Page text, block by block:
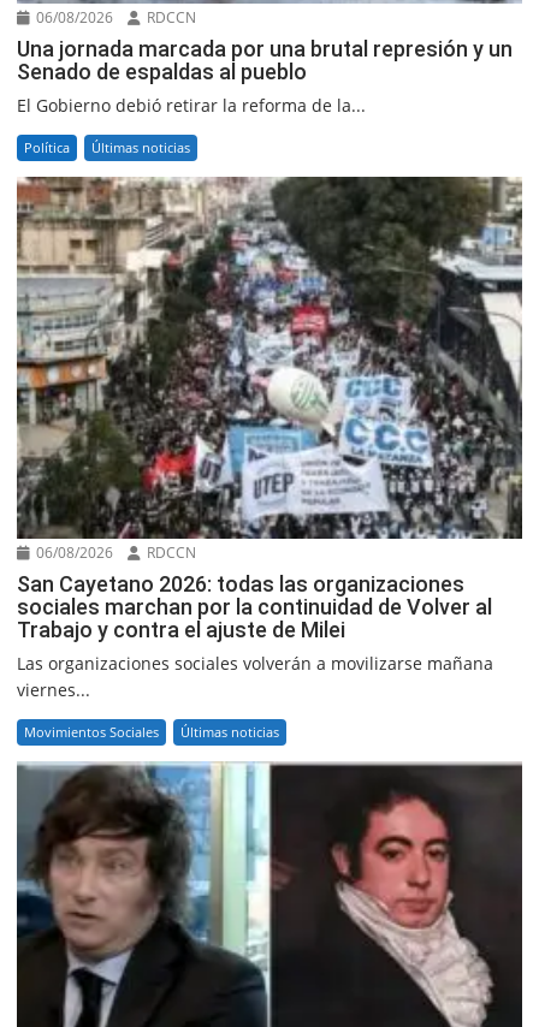
06/08/2026 RDCCN
Una jornada marcada por una brutal represión y un
Senado de espaldas al pueblo
El Gobierno debió retirar la reforma de la...
Política Últimas noticias
06/08/2026 RDCCN
San Cayetano 2026: todas las organizaciones
sociales marchan por la continuidad de Volver al
Trabajo y contra el ajuste de Milei
Las organizaciones sociales volverán a movilizarse mañana
viernes...
Movimientos Sociales Últimas noticias